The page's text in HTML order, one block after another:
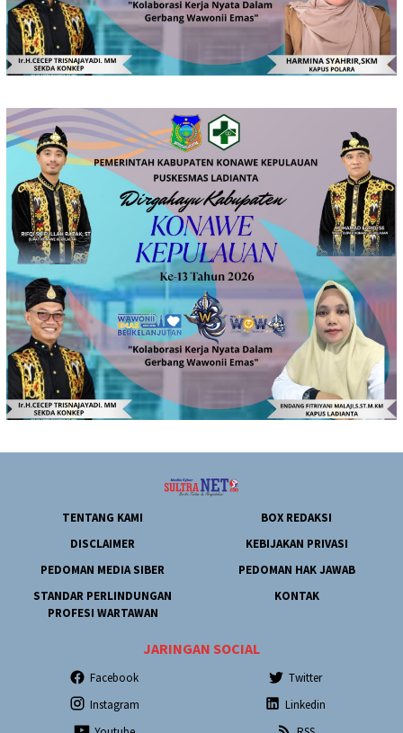
TENTANG KAMI
BOX REDAKSI
DISCLAIMER
KEBIJAKAN PRIVASI
PEDOMAN MEDIA SIBER
PEDOMAN HAK JAWAB
STANDAR PERLINDUNGAN
PROFESI WARTAWAN
KONTAK
JARINGAN SOCIAL
Facebook
Twitter
Instagram
Linkedin